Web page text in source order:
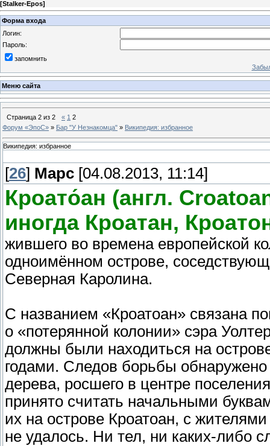
[Stalker-Epos]
Форма входа
Логин:
Пароль:
запомнить
Меню сайта
Страница 2 из 2 « 1 2
Форум «ЭпоС» » Бар "У Незнакомца" » Википедия: избранное
Википедия: избранное
[26] Марс [04.08.2013, 11:14]
Кроато́ан (англ.
иногда Кроатан,
жившего во времена европейской
одноимённом острове,
Северная Каролина.
С названием «Кроатоан» связана
о «потерянной колонии» сэра
должны были находиться на
годами. Следов борьбы
дерева, росшего в центре
принято считать начальными
их на острове Кроатоан, с
не удалось. Ни тел, ни каких-либо